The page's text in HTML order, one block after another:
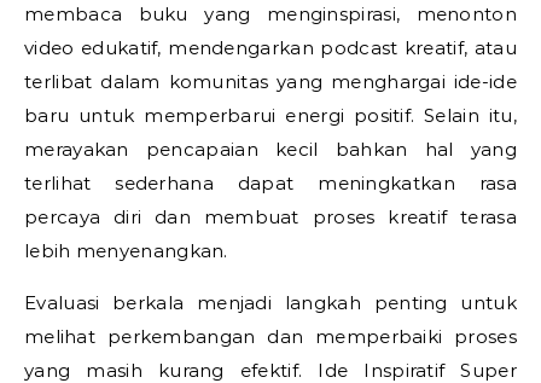
membaca buku yang menginspirasi, menonton
video edukatif, mendengarkan podcast kreatif, atau
terlibat dalam komunitas yang menghargai ide-ide
baru untuk memperbarui energi positif. Selain itu,
merayakan pencapaian kecil bahkan hal yang
terlihat sederhana dapat meningkatkan rasa
percaya diri dan membuat proses kreatif terasa
lebih menyenangkan.
Evaluasi berkala menjadi langkah penting untuk
melihat perkembangan dan memperbaiki proses
yang masih kurang efektif. Ide Inspiratif Super